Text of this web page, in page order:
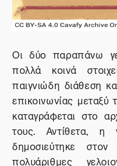
Οι δύο παραπάνω
πολλά κοινά
παιγνιώδη διάθεση
επικοινωνίας
καταγράφεται στο
τους. Αντίθετα, η
δημοσιεύτηκε
πολυάριθμες